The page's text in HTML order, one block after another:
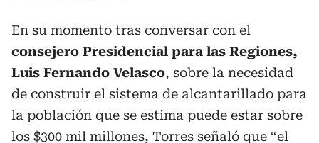
En su momento tras conversar con el
consejero Presidencial para las Regiones,
Luis Fernando Velasco, sobre la necesidad
de construir el sistema de alcantarillado para
la población que se estima puede estar sobre
los $300 mil millones, Torres señaló que “el